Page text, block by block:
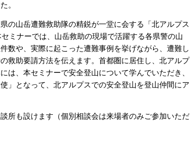
。
の山岳遭難救助隊の精鋭が一堂に会する「北アルプス
ミナーでは、山岳救助の現場で活躍する各県警の山
数や、実際に起こった遭難事例を挙げながら、遭難し
救助要請方法を伝えます。首都圏に居住し、北アルプ
は、本セミナーで安全登山について学んでいただき、
」となって、北アルプスでの安全登山を登山仲間にア
所も設けます（個別相談会は来場者のみご参加いただ